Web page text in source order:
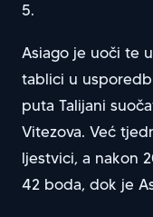
5.
Asiago je uoči te
tablici u
puta Talijani
Vitezova. Već
ljestvici, a nakon
42 boda, dok je